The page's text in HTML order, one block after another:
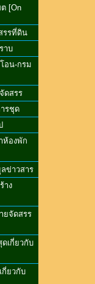
[On
รรที่ดิน
าบ
อน-กรม
ดสรร
รชุด
ห้องพัก
ข่าวสาร
าง
ยจัดสรร
เกี่ยวกับ
ยวกับ